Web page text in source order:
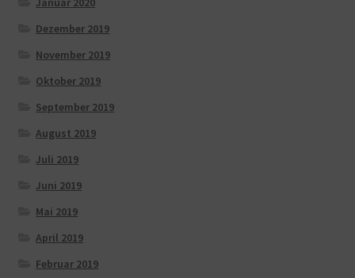
Dezember 2019
November 2019
Oktober 2019
September 2019
August 2019
Juli 2019
Juni 2019
Mai 2019
April 2019
Februar 2019